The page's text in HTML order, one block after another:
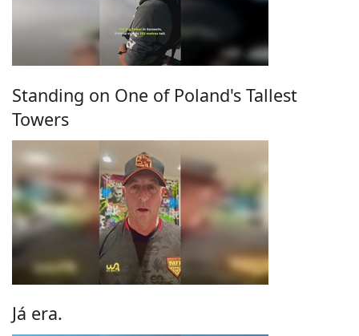
Standing on One of Poland's Tallest
Towers
Já era.